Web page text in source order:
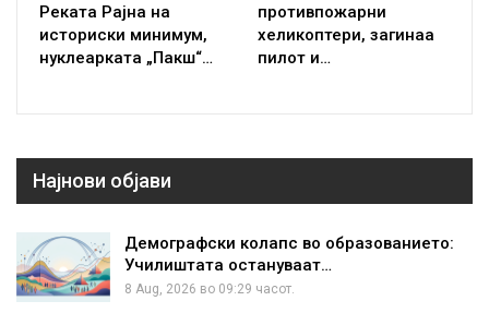
Реката Рајна на
историски минимум,
нуклеарката „Пакш“…
противпожарни
хеликоптери, загинаа
пилот и…
Најнови објави
Демографски колапс во образованието:
Училиштата остануваат…
8 Aug, 2026 во 09:29 часот.